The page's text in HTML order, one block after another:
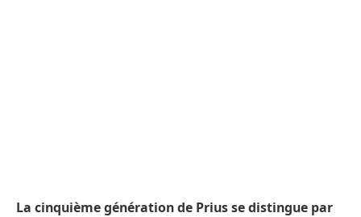
La cinquième génération de Prius se distingue par